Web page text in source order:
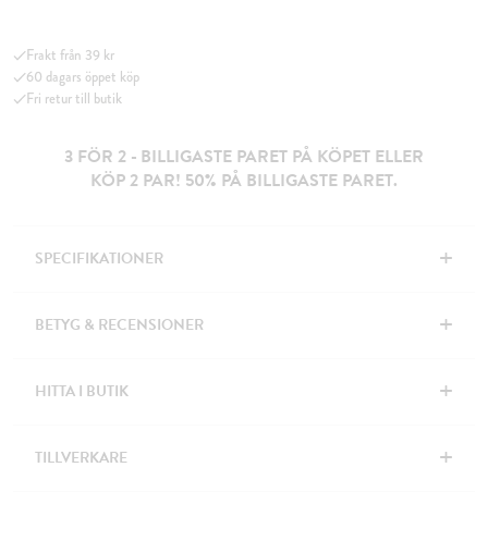
Frakt från 39 kr
60 dagars öppet köp
Fri retur till butik
3 FÖR 2 - BILLIGASTE PARET PÅ KÖPET ELLER
KÖP 2 PAR! 50% PÅ BILLIGASTE PARET.
SPECIFIKATIONER +
BETYG & RECENSIONER +
HITTA I BUTIK +
TILLVERKARE +